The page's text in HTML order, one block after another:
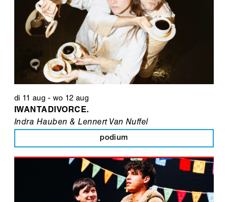
di 11 aug - wo 12 aug
IWANTADIVORCE.
Indra Hauben & Lennert Van Nuffel
podium